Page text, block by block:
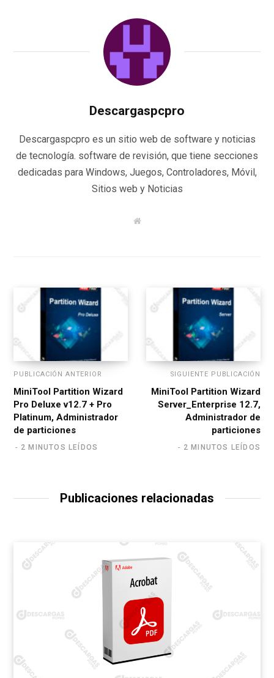
Descargaspcpro
Descargaspcpro es un sitio web de software y noticias
de tecnología. software de revisión, que tiene secciones
dedicadas para Windows, Juegos, Controladores, Móvil,
Sitios web y Noticias
W
PUBLICACIÓN ANTERIOR
MiniTool Partition Wizard
Pro Deluxe v12.7 + Pro
Platinum, Administrador
de particiones
2 MINUTOS LEÍDOS
SIGUIENTE PUBLICACIÓN
MiniTool Partition Wizard
Server_Enterprise 12.7,
Administrador de
particiones
2 MINUTOS LEÍDOS
Publicaciones relacionadas